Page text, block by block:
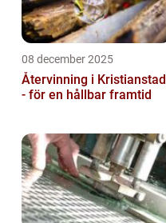
08 december 2025
Återvinning i Kristianstad
- för en hållbar framtid